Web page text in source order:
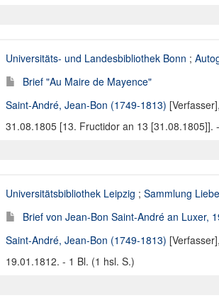
Universitäts- und Landesbibliothek Bonn ;
Brief "Au Maire de Mayence"
Saint-André, Jean-Bon (1749-1813)
31.08.1805 [13. Fructidor an 13 [31.08.1805]].
Universitätsbibliothek Leipzig ; Sammlung
Brief von Jean-Bon Saint-André an Luxer,
Saint-André, Jean-Bon (1749-1813)
19.01.1812. - 1 Bl. (1 hsl. S.)